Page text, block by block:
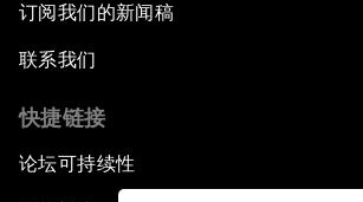
订阅我们的新闻稿
联系我们
快捷链接
论坛可持续性